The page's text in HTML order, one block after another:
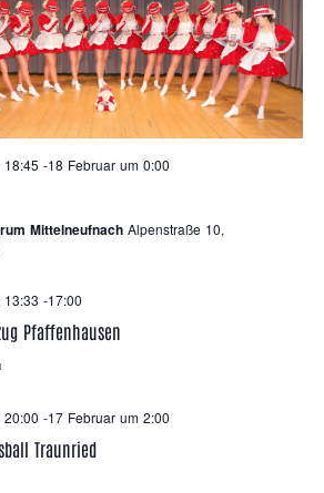
18:45 -18 Februar um 0:00
Mittelneufnach Alpenstraße 10,
13:33 -17:00
Pfaffenhausen
20:00 -17 Februar um 2:00
Traunried